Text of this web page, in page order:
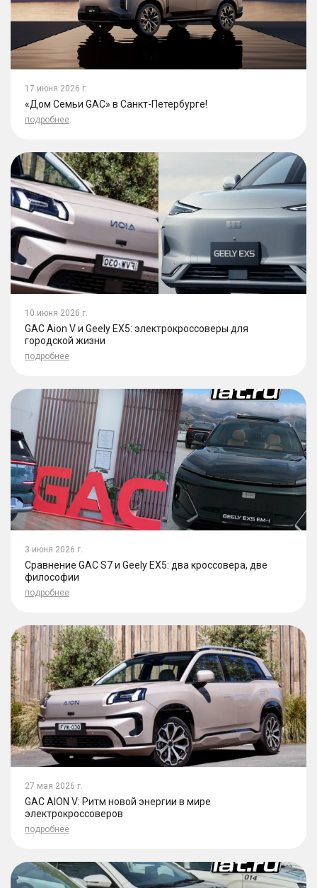
17 июня 2026 г.
«Дом Семьи GAC» в Санкт-Петербурге!
подробнее
10 июня 2026 г.
GAC Aion V и Geely EX5: электрокроссоверы для
городской жизни
подробнее
3 июня 2026 г.
Сравнение GAC S7 и Geely EX5: два кроссовера, две
философии
подробнее
27 мая 2026 г.
GAC AION V: Ритм новой энергии в мире
электрокроссоверов
подробнее